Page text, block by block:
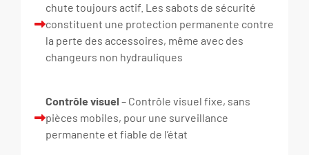
chute toujours actif. Les sabots de sécurité
constituent une protection permanente contre
la perte des accessoires, même avec des
changeurs non hydrauliques
Contrôle visuel – Contrôle visuel fixe, sans
pièces mobiles, pour une surveillance
permanente et fiable de l’état